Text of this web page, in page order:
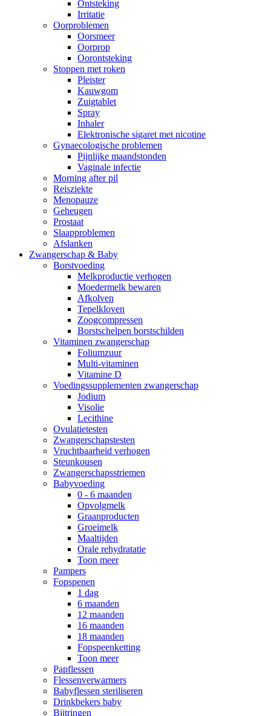
Ontsteking
Irritatie
Oorproblemen
Oorsmeer
Oorprop
Oorontsteking
Stoppen met roken
Pleister
Kauwgom
Zuigtablet
Spray
Inhaler
Elektronische sigaret met nicotine
Gynaecologische problemen
Pijnlijke maandstonden
Vaginale infectie
Morning after pil
Reisziekte
Menopauze
Geheugen
Prostaat
Slaapproblemen
Afslanken
Zwangerschap & Baby
Borstvoeding
Melkproductie verhogen
Moedermelk bewaren
Afkolven
Tepelkloven
Zoogcompressen
Borstschelpen borstschilden
Vitaminen zwangerschap
Foliumzuur
Multi-vitaminen
Vitamine D
Voedingssupplementen zwangerschap
Jodium
Visolie
Lecithine
Ovulatietesten
Zwangerschapstesten
Vruchtbaarheid verhogen
Steunkousen
Zwangerschapsstriemen
Babyvoeding
0 - 6 maanden
Opvolgmelk
Graanproducten
Groeimelk
Maaltijden
Orale rehydratatie
Toon meer
Pampers
Fopspenen
1 dag
6 maanden
12 maanden
16 maanden
18 maanden
Fopspeenketting
Toon meer
Papflessen
Flessenverwarmers
Babyflessen steriliseren
Drinkbekers baby
Bijtringen